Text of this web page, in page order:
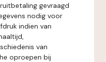
gevraagd
nodig voor
indien van
van
oproepen bij